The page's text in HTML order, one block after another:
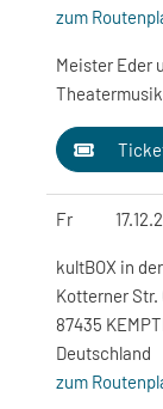
zum
Meister Eder
Theatermusik
Fr
kultBOX in
Kotterner Str.
87435
Deutschland
zum